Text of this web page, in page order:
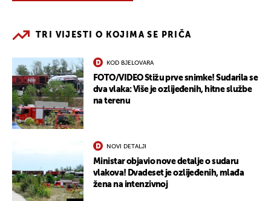
TRI VIJESTI O KOJIMA SE PRIČA
KOD BJELOVARA
FOTO/VIDEO Stižu prve snimke! Sudarila se
dva vlaka: Više je ozlijeđenih, hitne službe
na terenu
NOVI DETALJI
Ministar objavio nove detalje o sudaru
vlakova! Dvadeset je ozlijeđenih, mlađa
žena na intenzivnoj